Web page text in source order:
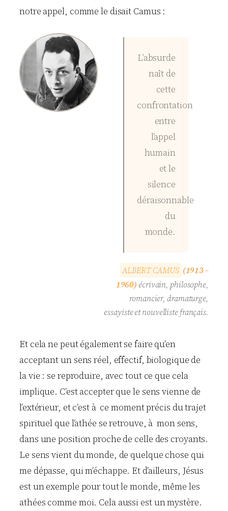
notre appel, comme le disait Camus :
L’absurde
naît de
cette
confrontation
entre
l’appel
humain
et le
silence
déraisonnable
du
monde.
ALBERT CAMUS (1913 –
1960) écrivain, philosophe,
romancier, dramaturge,
essayiste et nouvelliste français.
Et cela ne peut également se faire qu’en
acceptant un sens réel, effectif, biologique de
la vie : se reproduire, avec tout ce que cela
implique. C’est accepter que le sens vienne de
l’extérieur, et c’est à ce moment précis du trajet
spirituel que l’athée se retrouve, à mon sens,
dans une position proche de celle des croyants.
Le sens vient du monde, de quelque chose qui
me dépasse, qui m’échappe. Et d’ailleurs, Jésus
est un exemple pour tout le monde, même les
athées comme moi. Cela aussi est un mystère.